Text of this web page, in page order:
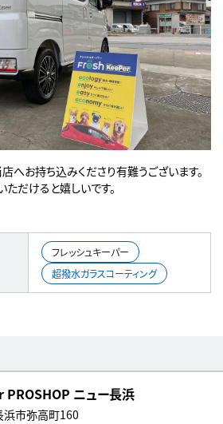
へお持ち込みくださり有難うございます。
だけると嬉しいです。
フレッシュキーパー
超撥水ガラスコーティング
PROSHOP ニュー長浜
浜市弥高町160